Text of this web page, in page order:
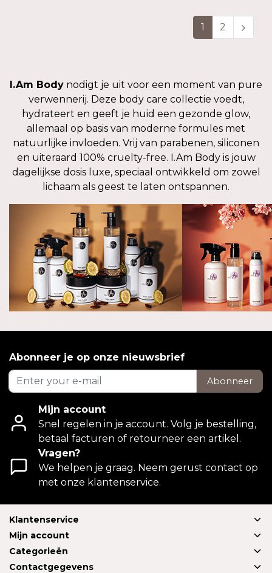
1 2
I.Am Body nodigt je uit voor een moment van pure
verwennerij. Deze body care collectie voedt,
hydrateert en geeft je huid een gezonde glow,
allemaal op basis van moderne formules met
natuurlijke invloeden. Vrij van parabenen, siliconen
en uiteraard 100% cruelty-free. I.Am Body is jouw
dagelijkse dosis luxe, speciaal ontwikkeld om zowel
lichaam als geest te laten ontspannen.
Abonneer je op onze nieuwsbrief
Abonneer
Mijn account
Snel regelen in je account. Volg je bestelling,
betaal facturen of retourneer een artikel.
Vragen?
We helpen je graag. Neem gerust contact op
met onze klantenservice.
Klantenservice
Mijn account
Categorieën
Contactgegevens